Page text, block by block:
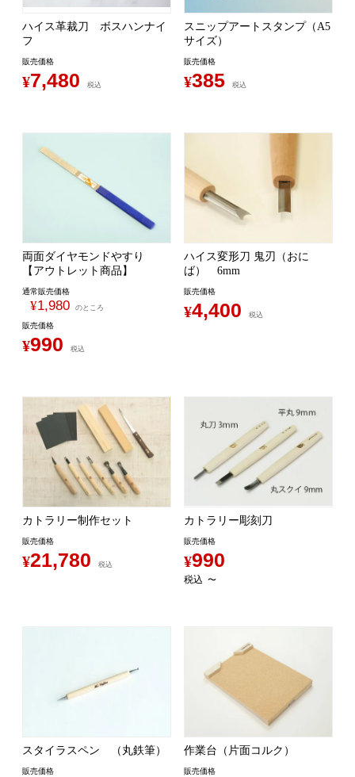
ハイス革裁刀 ボスハンナイ
フ
販売価格
¥7,480 税込
スニップアートスタンプ（A5
サイズ）
販売価格
¥385 税込
両面ダイヤモンドやすり
【アウトレット商品】
通常販売価格
¥1,980 のところ
販売価格
¥990 税込
ハイス変形刀 鬼刃（おに
ば） 6mm
販売価格
¥4,400 税込
カトラリー制作セット
販売価格
¥21,780 税込
カトラリー彫刻刀
販売価格
¥990
税込 〜
スタイラスペン （丸鉄筆）
販売価格
作業台（片面コルク）
販売価格